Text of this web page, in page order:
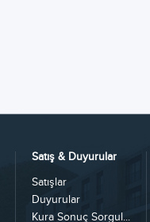
Satış & Duyurular
Satışlar
Duyurular
Kura Sonuç Sorgul...